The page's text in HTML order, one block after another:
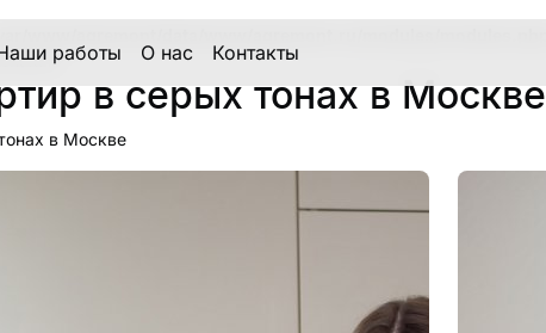
работы О нас Контакты
в серых тонах в Москве
в Москве